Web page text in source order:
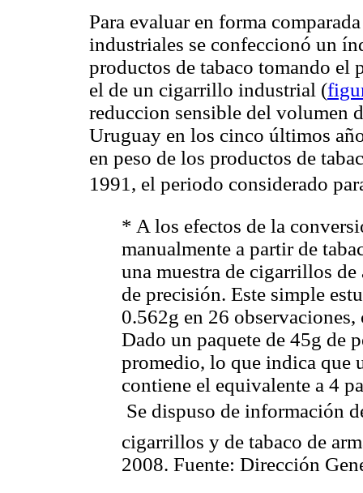
Para evaluar en forma
industriales se confeccionó un
productos de tabaco tomando el
el de un cigarrillo industrial (
reduccion sensible del volumen
Uruguay en los cinco últimos
en peso de los productos de
1991, el periodo considerado
* A los efectos de la
manualmente a partir de
una muestra de cigarrillos de
de precisión. Este simple
0.562g en 26
Dado un paquete de 45g de
promedio, lo que indica que
contiene el equivalente a 4
 Se dispuso de información
cigarrillos y de tabaco de
2008. Fuente: Dirección